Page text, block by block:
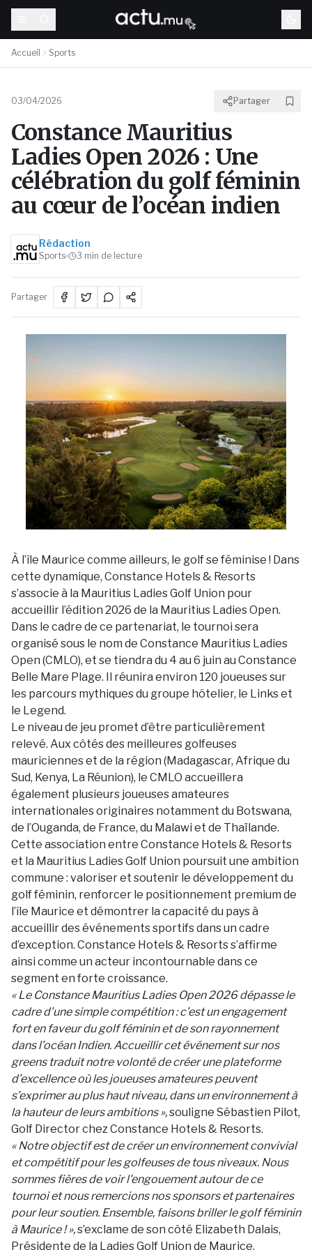
Accueil Sports
03/04/2026 Partager
Constance Mauritius
Ladies Open 2026 : Une
célébration du golf féminin
au cœur de l’océan indien
Rédaction
Sports 3 min de lecture
Partager
À l’île Maurice comme ailleurs, le golf se féminise ! Dans
cette dynamique, Constance Hotels & Resorts
s’associe à la Mauritius Ladies Golf Union pour
accueillir l’édition 2026 de la Mauritius Ladies Open.
Dans le cadre de ce partenariat, le tournoi sera
organisé sous le nom de Constance Mauritius Ladies
Open (CMLO), et se tiendra du 4 au 6 juin au Constance
Belle Mare Plage. Il réunira environ 120 joueuses sur
les parcours mythiques du groupe hôtelier, le Links et
le Legend.
Le niveau de jeu promet d’être particulièrement
relevé. Aux côtés des meilleures golfeuses
mauriciennes et de la région (Madagascar, Afrique du
Sud, Kenya, La Réunion), le CMLO accueillera
également plusieurs joueuses amateures
internationales originaires notamment du Botswana,
de l’Ouganda, de France, du Malawi et de Thaïlande.
Cette association entre Constance Hotels & Resorts
et la Mauritius Ladies Golf Union poursuit une ambition
commune : valoriser et soutenir le développement du
golf féminin, renforcer le positionnement premium de
l’île Maurice et démontrer la capacité du pays à
accueillir des événements sportifs dans un cadre
d’exception. Constance Hotels & Resorts s’affirme
ainsi comme un acteur incontournable dans ce
segment en forte croissance.
« Le Constance Mauritius Ladies Open 2026 dépasse le
cadre d’une simple compétition : c’est un engagement
fort en faveur du golf féminin et de son rayonnement
dans l’océan Indien. Accueillir cet événement sur nos
greens traduit notre volonté de créer une plateforme
d’excellence où les joueuses amateures peuvent
s’exprimer au plus haut niveau, dans un environnement à
la hauteur de leurs ambitions »,souligne Sébastien Pilot,
Golf Director chez Constance Hotels & Resorts.
« Notre objectif est de créer un environnement convivial
et compétitif pour les golfeuses de tous niveaux. Nous
sommes fières de voir l'engouement autour de ce
tournoi et nous remercions nos sponsors et partenaires
pour leur soutien. Ensemble, faisons briller le golf féminin
à Maurice ! »,s’exclame de son côté Elizabeth Dalais,
Présidente de la Ladies Golf Union de Maurice.